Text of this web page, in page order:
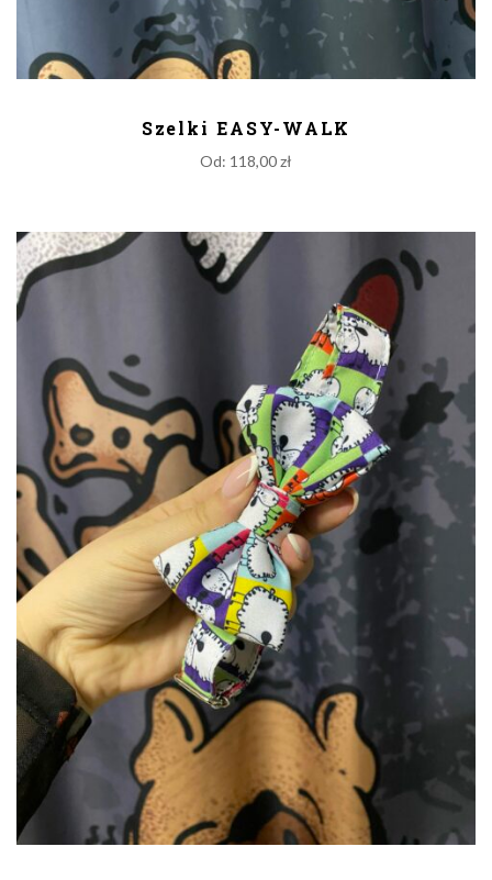
Szelki EASY-WALK
Od: 118,00zł